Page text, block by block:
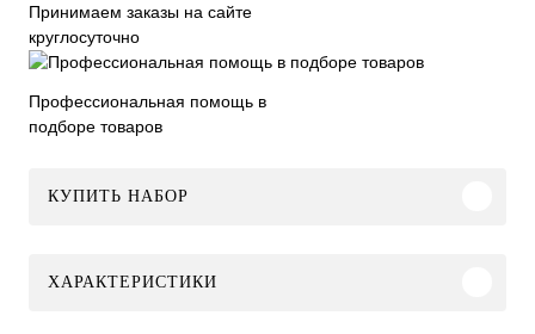
Принимаем заказы на сайте
круглосуточно
Профессиональная помощь в
подборе товаров
КУПИТЬ НАБОР
ХАРАКТЕРИСТИКИ